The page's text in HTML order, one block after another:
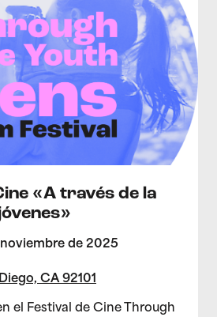
«A través de la
de 2025
CA 92101
el Festival de Cine Through